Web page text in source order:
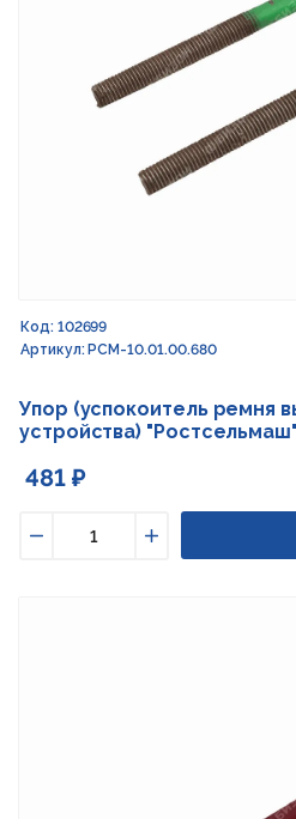
Код: 102699
Артикул: РСМ-10.01.00.680
Упор (успокоитель ремня
устройства) "Ростсельмаш"
481 ₽
Увеличить